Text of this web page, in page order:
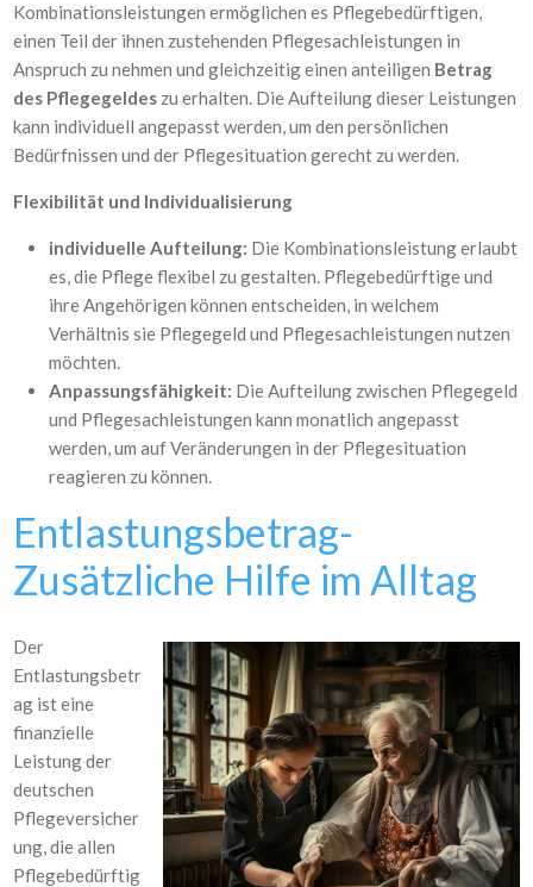
Kombinationsleistungen ermöglichen es Pflegebedürftigen,
einen Teil der ihnen zustehenden Pflegesachleistungen in
Anspruch zu nehmen und gleichzeitig einen anteiligen Betrag
des Pflegegeldes zu erhalten. Die Aufteilung dieser Leistungen
kann individuell angepasst werden, um den persönlichen
Bedürfnissen und der Pflegesituation gerecht zu werden.
Flexibilität und Individualisierung
individuelle Aufteilung: Die Kombinationsleistung erlaubt
es, die Pflege flexibel zu gestalten. Pflegebedürftige und
ihre Angehörigen können entscheiden, in welchem
Verhältnis sie Pflegegeld und Pflegesachleistungen nutzen
möchten.
Anpassungsfähigkeit: Die Aufteilung zwischen Pflegegeld
und Pflegesachleistungen kann monatlich angepasst
werden, um auf Veränderungen in der Pflegesituation
reagieren zu können.
Entlastungsbetrag-
Zusätzliche Hilfe im Alltag
Der
Entlastungsbetr
ag ist eine
finanzielle
Leistung der
deutschen
Pflegeversicher
ung, die allen
Pflegebedürftig